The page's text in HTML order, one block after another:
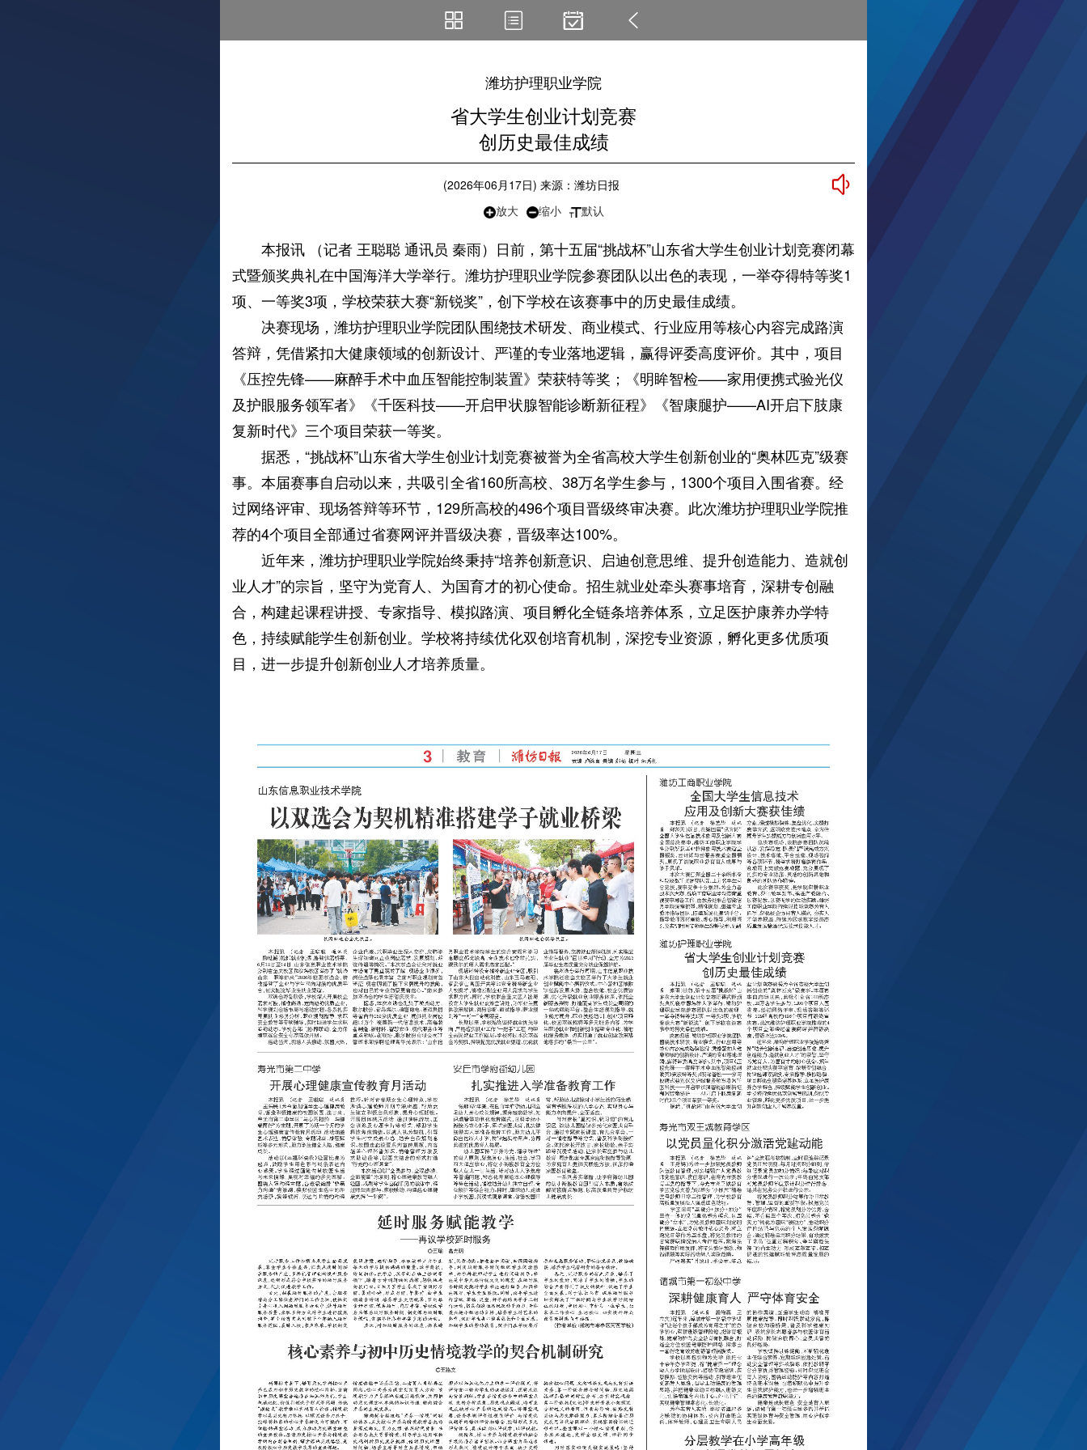
潍坊护理职业学院
省大学生创业计划竞赛
创历史最佳成绩
(2026年06月17日) 来源：潍坊日报
放大
缩小 默认
本报讯 （记者 王聪聪 通讯员 秦雨）日前，第十五届“挑战杯”山东省大学生创业计划竞赛闭幕
式暨颁奖典礼在中国海洋大学举行。潍坊护理职业学院参赛团队以出色的表现，一举夺得特等奖1
项、一等奖3项，学校荣获大赛“新锐奖”，创下学校在该赛事中的历史最佳成绩。
决赛现场，潍坊护理职业学院团队围绕技术研发、商业模式、行业应用等核心内容完成路演
答辩，凭借紧扣大健康领域的创新设计、严谨的专业落地逻辑，赢得评委高度评价。其中，项目
《压控先锋——麻醉手术中血压智能控制装置》荣获特等奖；《明眸智检——家用便携式验光仪
及护眼服务领军者》《千医科技——开启甲状腺智能诊断新征程》《智康腿护——AI开启下肢康
复新时代》三个项目荣获一等奖。
据悉，“挑战杯”山东省大学生创业计划竞赛被誉为全省高校大学生创新创业的“奥林匹克”级赛
事。本届赛事自启动以来，共吸引全省160所高校、38万名学生参与，1300个项目入围省赛。经
过网络评审、现场答辩等环节，129所高校的496个项目晋级终审决赛。此次潍坊护理职业学院推
荐的4个项目全部通过省赛网评并晋级决赛，晋级率达100%。
近年来，潍坊护理职业学院始终秉持“培养创新意识、启迪创意思维、提升创造能力、造就创
业人才”的宗旨，坚守为党育人、为国育才的初心使命。招生就业处牵头赛事培育，深耕专创融
合，构建起课程讲授、专家指导、模拟路演、项目孵化全链条培养体系，立足医护康养办学特
色，持续赋能学生创新创业。学校将持续优化双创培育机制，深挖专业资源，孵化更多优质项
目，进一步提升创新创业人才培养质量。